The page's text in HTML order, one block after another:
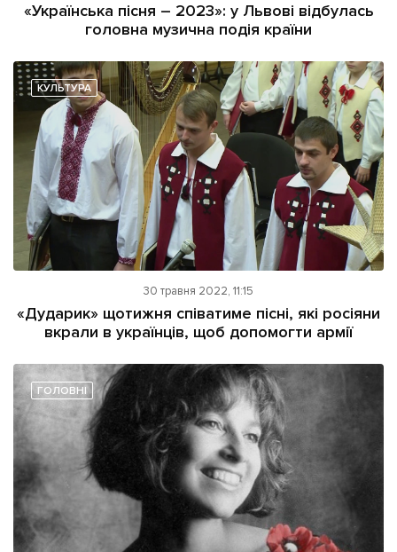
«Українська пісня – 2023»: у Львові відбулась
головна музична подія країни
КУЛЬТУРА
30 травня 2022, 11:15
«Дударик» щотижня співатиме пісні, які росіяни
вкрали в українців, щоб допомогти армії
ГОЛОВНІ